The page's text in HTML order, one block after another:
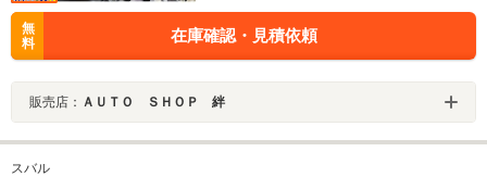
無
料
在庫確認・見積依頼
販売店： ＡＵＴＯ ＳＨＯＰ 絆
スバル